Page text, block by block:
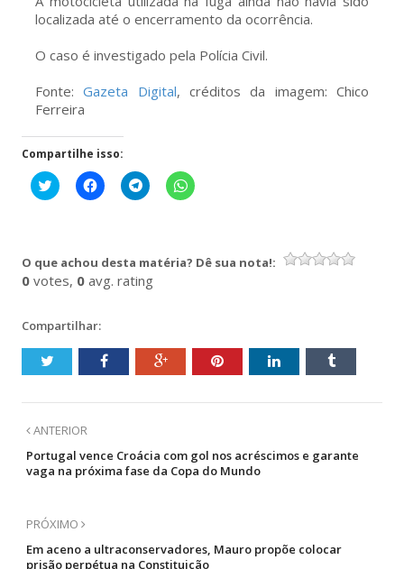
localizada até o encerramento da ocorrência.
O caso é investigado pela Polícia Civil.
Fonte:Gazeta Digital, créditos da imagem: Chico
Ferreira
Compartilhe isso:
Clique
para
janela)
Clique
para
janela)
Clique
para
janela)
Clique
para
janela)
O que achou desta matéria? Dê sua nota!:
0 votes, 0 avg. rating
Compartilhar:
ANTERIOR
Portugal vence Croácia com gol nos acréscimos e garante
vaga na próxima fase da Copa do Mundo
PRÓXIMO
Em aceno a ultraconservadores, Mauro propõe colocar
prisão perpétua na Constituição